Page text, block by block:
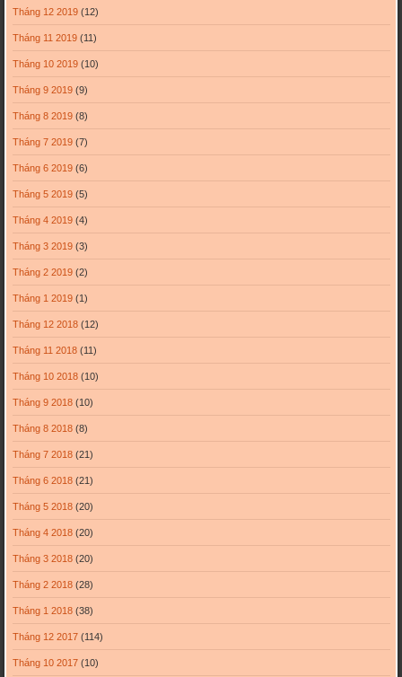
Tháng 12 2019(12)
Tháng 11 2019(11)
Tháng 10 2019(10)
Tháng 9 2019(9)
Tháng 8 2019(8)
Tháng 7 2019(7)
Tháng 6 2019(6)
Tháng 5 2019(5)
Tháng 4 2019(4)
Tháng 3 2019(3)
Tháng 2 2019(2)
Tháng 1 2019(1)
Tháng 12 2018(12)
Tháng 11 2018(11)
Tháng 10 2018(10)
Tháng 9 2018(10)
Tháng 8 2018(8)
Tháng 7 2018(21)
Tháng 6 2018(21)
Tháng 5 2018(20)
Tháng 4 2018(20)
Tháng 3 2018(20)
Tháng 2 2018(28)
Tháng 1 2018(38)
Tháng 12 2017(114)
Tháng 10 2017(10)